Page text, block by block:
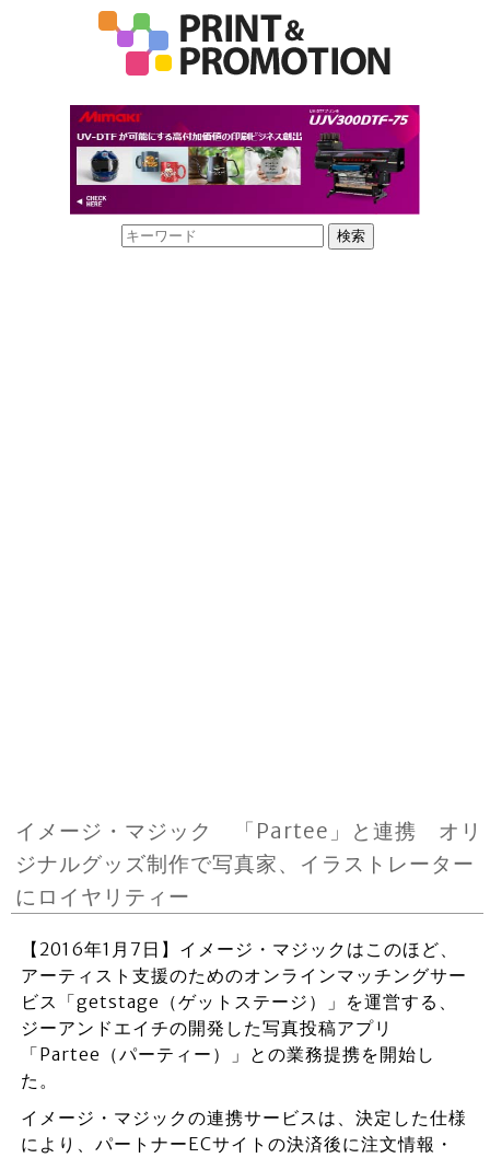
イメージ・マジック 「Partee」と連携 オリ
ジナルグッズ制作で写真家、イラストレーター
にロイヤリティー
【2016年1月7日】イメージ・マジックはこのほど、
アーティスト支援のためのオンラインマッチングサー
ビス「getstage（ゲットステージ）」を運営する、
ジーアンドエイチの開発した写真投稿アプリ
「Partee（パーティー）」との業務提携を開始し
た。
イメージ・マジックの連携サービスは、決定した仕様
により、パートナーECサイトの決済後に注文情報・